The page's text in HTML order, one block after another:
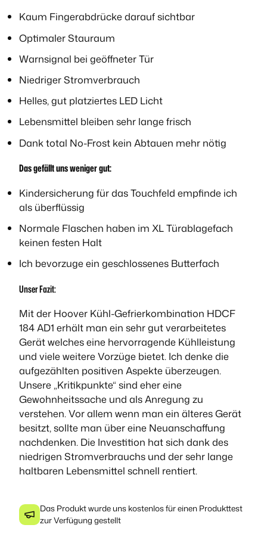
Kaum Fingerabdrücke darauf sichtbar
Optimaler Stauraum
Warnsignal bei geöffneter Tür
Niedriger Stromverbrauch
Helles, gut platziertes LED Licht
Lebensmittel bleiben sehr lange frisch
Dank total No-Frost kein Abtauen mehr nötig
Das gefällt uns weniger gut:
Kindersicherung für das Touchfeld empfinde ich
als überflüssig
Normale Flaschen haben im XL Türablagefach
keinen festen Halt
Ich bevorzuge ein geschlossenes Butterfach
Unser Fazit:
Mit der Hoover Kühl-Gefrierkombination HDCF
184 AD1 erhält man ein sehr gut verarbeitetes
Gerät welches eine hervorragende Kühlleistung
und viele weitere Vorzüge bietet. Ich denke die
aufgezählten positiven Aspekte überzeugen.
Unsere „Kritikpunkte“ sind eher eine
Gewohnheitssache und als Anregung zu
verstehen. Vor allem wenn man ein älteres Gerät
besitzt, sollte man über eine Neuanschaffung
nachdenken. Die Investition hat sich dank des
niedrigen Stromverbrauchs und der sehr lange
haltbaren Lebensmittel schnell rentiert.
Das Produkt wurde uns kostenlos für einen Produkttest
zur Verfügung gestellt